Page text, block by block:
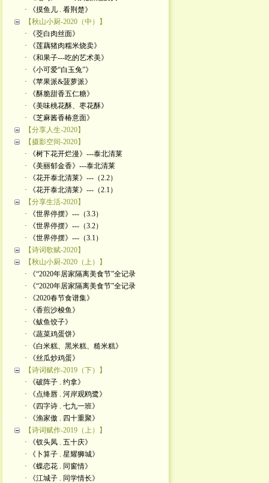
· 《摸鱼儿 . 看荆楚》
【秋山小厨-2020（中）】
· 《茭白肉丝面》
· 《莲藕猪肉糯米烧卖》
· 《和果子---吃的艺术美》
· 《小可爱“白玉兔”》
· 《苹果派&菠萝派》
· 《酥脆甜香五仁糖》
· 《美味桃花酥、枣花酥》
· 《芝麻酱香椿意面》
【分享人生-2020】
【摄影空间-2020】
· 《树下花开烂漫》---泰北清莱
· 《美丽郁金香》---泰北清莱
· 《花开泰北清莱》---（2.2）
· 《花开泰北清莱》---（2.1）
【分享生活-2020】
· 《世界停摆》---（3.3）
· 《世界停摆》---（3.2）
· 《世界停摆》---（3.1）
【诗词歌赋-2020】
【秋山小厨-2020（上）】
· 《“2020年居家隔离美食节”全记录
· 《“2020年居家隔离美食节”全记录
· 《2020春节食谱集》
· 《香煎沙梭鱼》
· 《鲅鱼饺子》
· 《蔬菜鸡蛋饼》
· 《白米糕、黑米糕、糙米糕》
· 《丝瓜炒鸡蛋》
【诗词赋作-2019（下）】
· 《破阵子 . 约拿》
· 《点绛唇 . 河岸观鸥鹭》
· 《四字诗 . 七九一班》
· 《渔家傲 . 四十重聚》
【诗词赋作-2019（上）】
· 《钗头凤 . 五十庆》
· 《卜算子 . 星耀狮城》
· 《蝶恋花 . 同窗情》
· 《江城子 . 同学情长》